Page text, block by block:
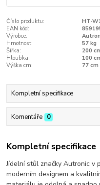
Číslo produktu:
HT-
EAN kód:
Výrobce:
Hmotnost:
57 kg
Šířka:
200
Hloubka:
100
Výška cm:
77 cm
Kompletní specifikace
Komentáře 0
Kompletní specifikace
Jídelní stůl značky Autronic v
moderním designem a